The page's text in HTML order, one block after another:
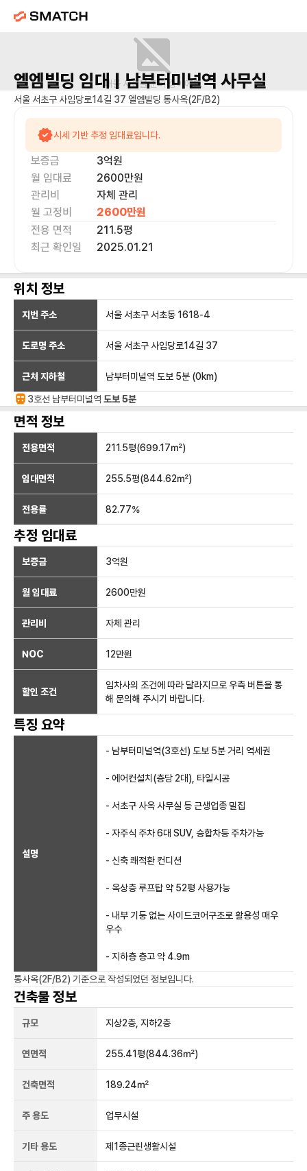
매물 사진을 준비 중이에요.
엘엠빌딩 임대 | 남부터미널역 사무실
서울 서초구 사임당로14길 37 엘엠빌딩 통사옥(2F/B2)
시세 기반 추정 임대료입니다.
보증금 3억원
월 임대료
2600만원
관리비
자체 관리
월 고정비
2600만원
전용 면적
211.5평
최근 확인일
2025.01.21
위치 정보
지번 주소 서울 서초구 서초동 1618-4
도로명 주소 서울 서초구 사임당로14길 37
근처 지하철 남부터미널역 도보 5분 (0km)
3호선 남부터미널역 도보 5분
면적 정보
전용면적 211.5평(699.17㎡)
임대면적 255.5평(844.62㎡)
전용률 82.77%
추정 임대료
보증금 3억원
월 임대료 2600만원
관리비 자체 관리
NOC 12만원
할인 조건
임차사의 조건에 따라 달라지므로 우측 버튼을 통
해 문의해 주시기 바랍니다.
특징 요약
설명
- 남부터미널역(3호선) 도보 5분 거리 역세권
- 에어컨설치(층당 2대), 타일시공
- 서초구 사옥 사무실 등 근생업종 밀집
- 자주식 주차 6대 SUV, 승합차등 주차가능
- 신축 쾌적환 컨디션
- 옥상층 루프탑 약 52평 사용가능
- 내부 기둥 없는 사이드코어구조로 활용성 매우
우수
- 지하층 층고 약 4.9m
통사옥(2F/B2) 기준으로 작성되었던 정보입니다.
건축물 정보
규모 지상2층, 지하2층
연면적 255.41평(844.36㎡)
건축면적 189.24㎡
주 용도 업무시설
기타 용도 제1종근린생활시설